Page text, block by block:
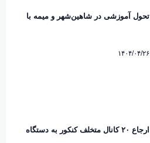
تحول آموزشی در شاهین‌شهر و میمه با
۱۴۰۴/۰۴/۲۶
ارجاع ۲۰ کانال متخلف کنکور به دستگاه